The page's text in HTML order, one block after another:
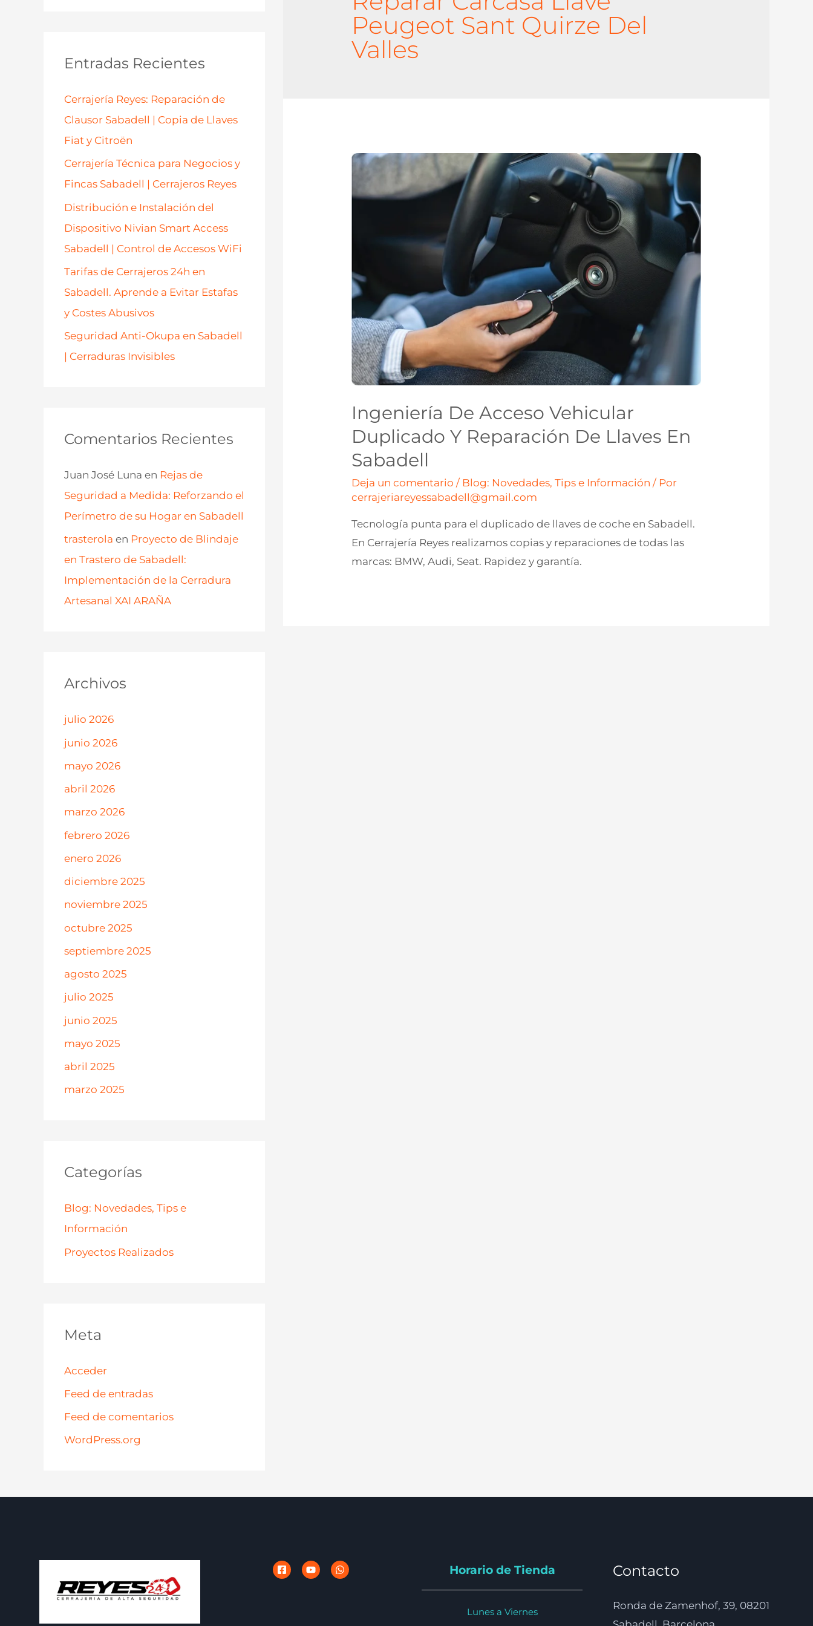
rEntradas Recientes
Cerrajería Reyes: Reparación de
Clausor Sabadell | Copia de Llaves
Fiat y Citroën
Cerrajería Técnica para Negocios y
Fincas Sabadell | Cerrajeros Reyes
Distribución e Instalación del
Dispositivo Nivian Smart Access
Sabadell | Control de Accesos WiFi
Tarifas de Cerrajeros 24h en
Sabadell. Aprende a Evitar Estafas
y Costes Abusivos
Seguridad Anti-Okupa en Sabadell
| Cerraduras Invisibles
Comentarios Recientes
Juan José Luna en Rejas de
Seguridad a Medida: Reforzando el
Perímetro de su Hogar en Sabadell
trasterola en Proyecto de Blindaje
en Trastero de Sabadell:
Implementación de la Cerradura
Artesanal XAI ARAÑA
Archivos
julio 2026
junio 2026
mayo 2026
abril 2026
marzo 2026
febrero 2026
enero 2026
diciembre 2025
noviembre 2025
octubre 2025
septiembre 2025
agosto 2025
julio 2025
junio 2025
mayo 2025
abril 2025
marzo 2025
Categorías
Blog: Novedades, Tips e
Información
Proyectos Realizados
Meta
Acceder
Feed de entradas
Feed de comentarios
WordPress.org
Peugeot Sant Quirze Del
Valles
Ingeniería De Acceso Vehicular
Duplicado Y Reparación De Llaves En
Sabadell
Deja un comentario / Blog: Novedades, Tips e Información / Por
cerrajeriareyessabadell@gmail.com
Tecnología punta para el duplicado de llaves de coche en Sabadell.
En Cerrajería Reyes realizamos copias y reparaciones de todas las
marcas: BMW, Audi, Seat. Rapidez y garantía.
Horario de Tienda
Lunes a Viernes
Contacto
Ronda de Zamenhof, 39, 08201